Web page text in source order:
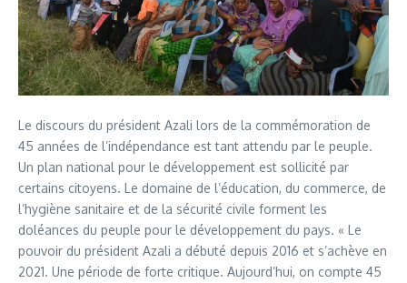
Le discours du président Azali lors de la commémoration de
45 années de l’indépendance est tant attendu par le peuple.
Un plan national pour le développement est sollicité par
certains citoyens. Le domaine de l’éducation, du commerce, de
l’hygiène sanitaire et de la sécurité civile forment les
doléances du peuple pour le développement du pays. « Le
pouvoir du président Azali a débuté depuis 2016 et s’achève en
2021. Une période de forte critique. Aujourd’hui, on compte 45